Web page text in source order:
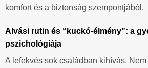
komfort és a biztonság szempontjából.
Alvási rutin és “kuckó-élmény”: a
pszichológiája
A lefekvés sok családban kihívás.